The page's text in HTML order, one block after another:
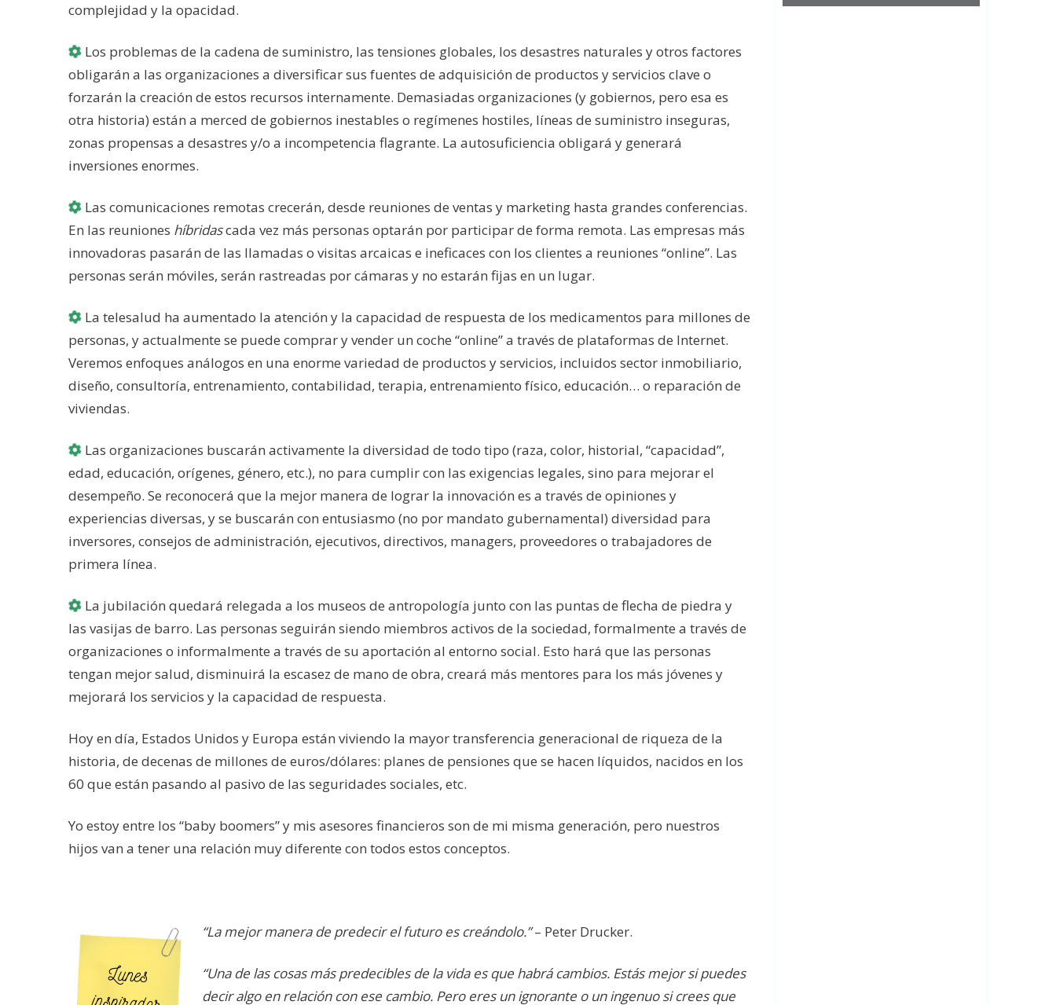
complejidad y la opacidad.
Los problemas de la cadena de suministro, las tensiones globales, los desastres naturales y otros factores
obligarán a las organizaciones a diversificar sus fuentes de adquisición de productos y servicios clave o
forzarán la creación de estos recursos internamente. Demasiadas organizaciones (y gobiernos, pero esa es
otra historia) están a merced de gobiernos inestables o regímenes hostiles, líneas de suministro inseguras,
zonas propensas a desastres y/o a incompetencia flagrante. La autosuficiencia obligará y generará
inversiones enormes.
Las comunicaciones remotas crecerán, desde reuniones de ventas y marketing hasta grandes conferencias.
En las reuniones híbridascada vez más personas optarán por participar de forma remota. Las empresas más
innovadoras pasarán de las llamadas o visitas arcaicas e ineficaces con los clientes a reuniones “online”. Las
personas serán móviles, serán rastreadas por cámaras y no estarán fijas en un lugar.
La telesalud ha aumentado la atención y la capacidad de respuesta de los medicamentos para millones de
personas, y actualmente se puede comprar y vender un coche “online” a través de plataformas de Internet.
Veremos enfoques análogos en una enorme variedad de productos y servicios, incluidos sector inmobiliario,
diseño, consultoría, entrenamiento, contabilidad, terapia, entrenamiento físico, educación… o reparación de
viviendas.
Las organizaciones buscarán activamente la diversidad de todo tipo (raza, color, historial, “capacidad”,
edad, educación, orígenes, género, etc.), no para cumplir con las exigencias legales, sino para mejorar el
desempeño. Se reconocerá que la mejor manera de lograr la innovación es a través de opiniones y
experiencias diversas, y se buscarán con entusiasmo (no por mandato gubernamental) diversidad para
inversores, consejos de administración, ejecutivos, directivos, managers, proveedores o trabajadores de
primera línea.
La jubilación quedará relegada a los museos de antropología junto con las puntas de flecha de piedra y
las vasijas de barro. Las personas seguirán siendo miembros activos de la sociedad, formalmente a través de
organizaciones o informalmente a través de su aportación al entorno social. Esto hará que las personas
tengan mejor salud, disminuirá la escasez de mano de obra, creará más mentores para los más jóvenes y
mejorará los servicios y la capacidad de respuesta.
Hoy en día, Estados Unidos y Europa están viviendo la mayor transferencia generacional de riqueza de la
historia, de decenas de millones de euros/dólares: planes de pensiones que se hacen líquidos, nacidos en los
60 que están pasando al pasivo de las seguridades sociales, etc.
Yo estoy entre los “baby boomers” y mis asesores financieros son de mi misma generación, pero nuestros
hijos van a tener una relación muy diferente con todos estos conceptos.
“La mejor manera de predecir el futuro es creándolo.”– Peter Drucker.
“Una de las cosas más predecibles de la vida es que habrá cambios. Estás mejor si puedes
decir algo en relación con ese cambio. Pero eres un ignorante o un ingenuo si crees que